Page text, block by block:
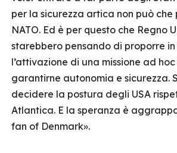
per la sicurezza artica non può che
NATO. Ed è per questo che Regno
starebbero pensando di proporre in
l’attivazione di una missione ad hoc
garantirne autonomia e sicurezza.
decidere la postura degli USA
Atlantica. E la speranza è
fan of Denmark».